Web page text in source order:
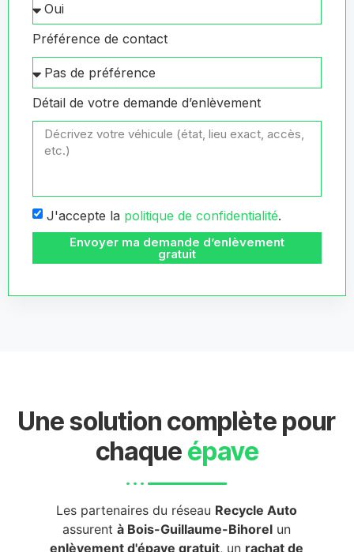
Préférence de contact
Détail de votre demande d’enlèvement
J'accepte la politique de confidentialité.
Envoyer ma demande d’enlèvement
gratuit
Une solution complète pour
chaque épave
Les partenaires du réseau Recycle Auto
assurentà Bois-Guillaume-Bihorel un
enlèvement d'épave gratuit, un rachat de